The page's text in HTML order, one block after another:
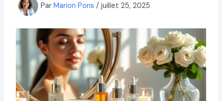
Par Marion Pons / juillet 25, 2025